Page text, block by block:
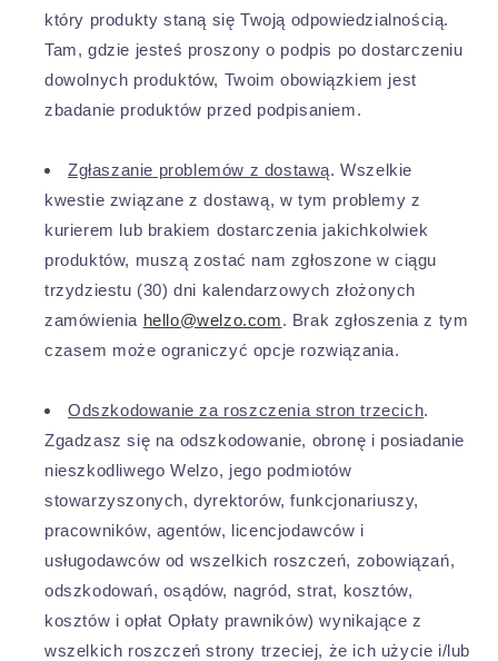
który produkty staną się Twoją odpowiedzialnością.
Tam, gdzie jesteś proszony o podpis po dostarczeniu
dowolnych produktów, Twoim obowiązkiem jest
zbadanie produktów przed podpisaniem.
Zgłaszanie problemów z dostawą. Wszelkie
kwestie związane z dostawą, w tym problemy z
kurierem lub brakiem dostarczenia jakichkolwiek
produktów, muszą zostać nam zgłoszone w ciągu
trzydziestu (30) dni kalendarzowych złożonych
zamówienia hello@welzo.com. Brak zgłoszenia z tym
czasem może ograniczyć opcje rozwiązania.
Odszkodowanie za roszczenia stron trzecich.
Zgadzasz się na odszkodowanie, obronę i posiadanie
nieszkodliwego Welzo, jego podmiotów
stowarzyszonych, dyrektorów, funkcjonariuszy,
pracowników, agentów, licencjodawców i
usługodawców od wszelkich roszczeń, zobowiązań,
odszkodowań, osądów, nagród, strat, kosztów,
kosztów i opłat Opłaty prawników) wynikające z
wszelkich roszczeń strony trzeciej, że ich użycie i/lub